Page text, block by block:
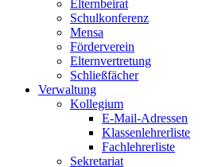
Elternbeirat
Schulkonferenz
Mensa
Förderverein
Elternvertretung
Schließfächer
Verwaltung
Kollegium
E-Mail-Adressen
Klassenlehrerliste
Fachlehrerliste
Sekretariat